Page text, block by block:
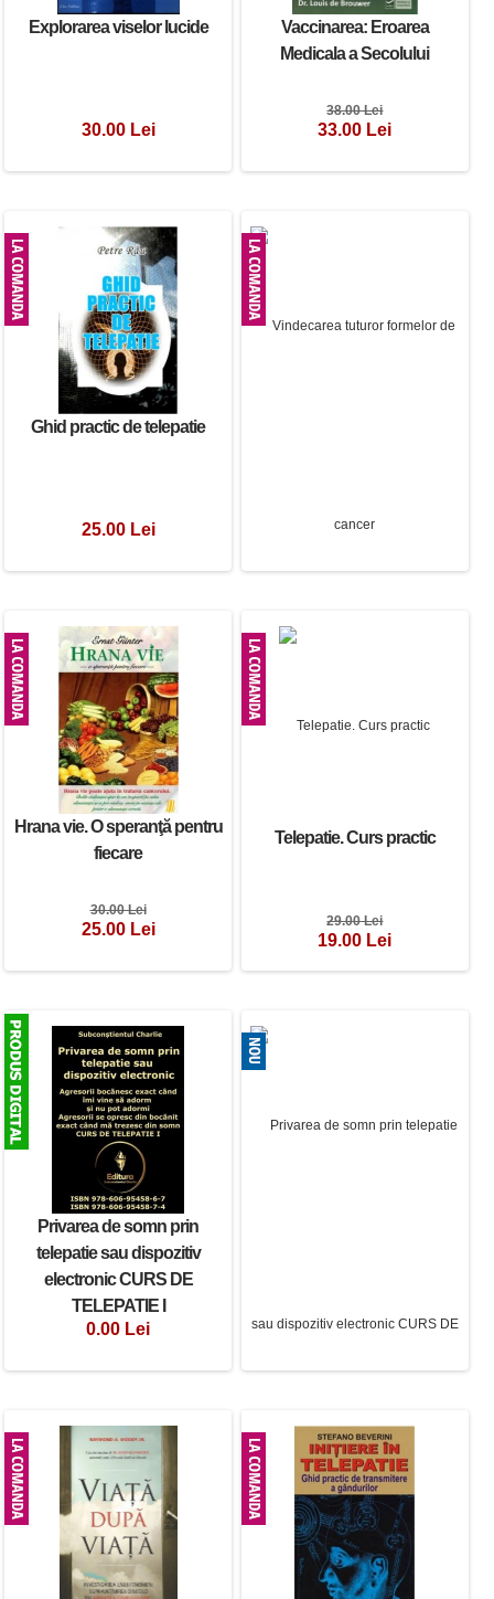
Explorarea viselor lucide
30.00 Lei
Vaccinarea: Eroarea
Medicala a Secolului
38.00 Lei
33.00 Lei
Ghid practic de telepatie
25.00 Lei
Vindecarea tuturor formelor
55.00 Lei
Hrana vie. O speranţă pentru
fiecare
30.00 Lei
25.00 Lei
Telepatie. Curs practic
29.00 Lei
19.00 Lei
Privarea de somn prin
telepatie sau dispozitiv
electronic CURS DE
TELEPATIE I
0.00 Lei